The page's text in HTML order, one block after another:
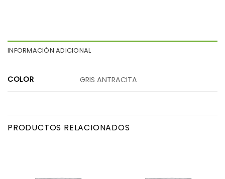
INFORMACIÓN ADICIONAL
COLOR GRIS ANTRACITA
PRODUCTOS RELACIONADOS